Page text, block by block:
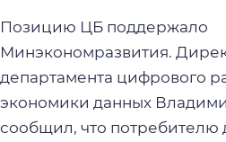
Позицию ЦБ поддержало
Минэкономразвития.
департамента цифрового
экономики данных
сообщил, что потребителю